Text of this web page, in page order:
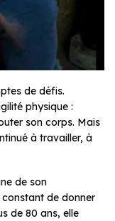
de défis.
physique :
son corps. Mais
à travailler, à
de son
de donner
de 80 ans, elle